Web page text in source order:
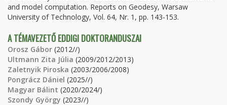
and model computation. Reports on Geodesy, Warsaw
University of Technology, Vol. 64, Nr. 1, pp. 143-153.
A TÉMAVEZETŐ EDDIGI DOKTORANDUSZAI
Orosz Gábor (2012//)
Ultmann Zita Júlia (2009/2012/2013)
Zaletnyik Piroska (2003/2006/2008)
Pongrácz Dániel (2025//)
Magyar Bálint (2020/2024/)
Szondy György (2023//)